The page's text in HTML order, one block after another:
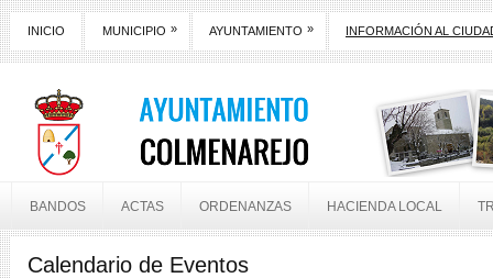
INICIO MUNICIPIO » AYUNTAMIENTO » INFORMACIÓN AL
BANDOS ACTAS ORDENANZAS HACIENDA LOCAL
Calendario de Eventos